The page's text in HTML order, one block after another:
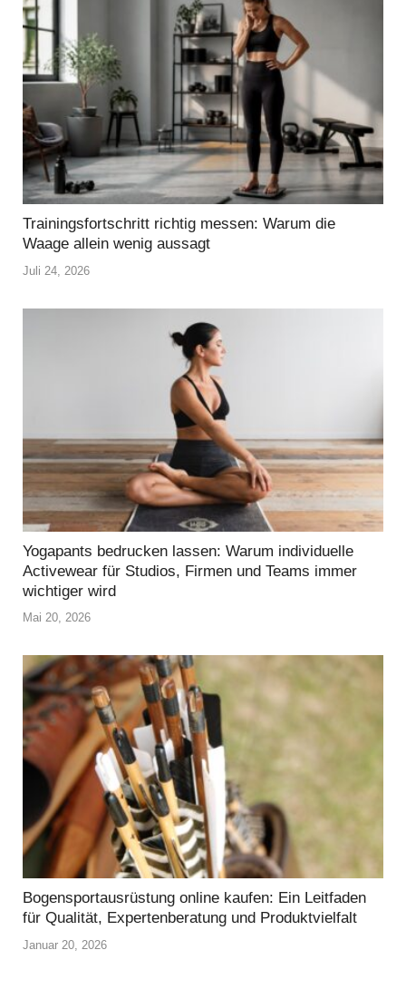
Trainingsfortschritt richtig messen: Warum die
Waage allein wenig aussagt
Juli 24, 2026
Yogapants bedrucken lassen: Warum individuelle
Activewear für Studios, Firmen und Teams immer
wichtiger wird
Mai 20, 2026
Bogensportausrüstung online kaufen: Ein Leitfaden
für Qualität, Expertenberatung und Produktvielfalt
Januar 20, 2026